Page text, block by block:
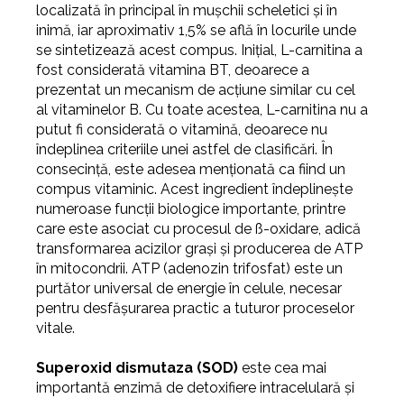
localizată în principal în mușchii scheletici și în
inimă, iar aproximativ 1,5% se află în locurile unde
se sintetizează acest compus. Inițial, L-carnitina a
fost considerată vitamina BT, deoarece a
prezentat un mecanism de acțiune similar cu cel
al vitaminelor B. Cu toate acestea, L-carnitina nu a
putut fi considerată o vitamină, deoarece nu
îndeplinea criteriile unei astfel de clasificări. În
consecință, este adesea menționată ca fiind un
compus vitaminic. Acest ingredient îndeplinește
numeroase funcții biologice importante, printre
care este asociat cu procesul de ß-oxidare, adică
transformarea acizilor grași și producerea de ATP
în mitocondrii. ATP (adenozin trifosfat) este un
purtător universal de energie în celule, necesar
pentru desfășurarea practic a tuturor proceselor
vitale.
Superoxid dismutaza (SOD) este cea mai
importantă enzimă de detoxifiere intracelulară și